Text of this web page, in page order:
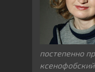
постепенно